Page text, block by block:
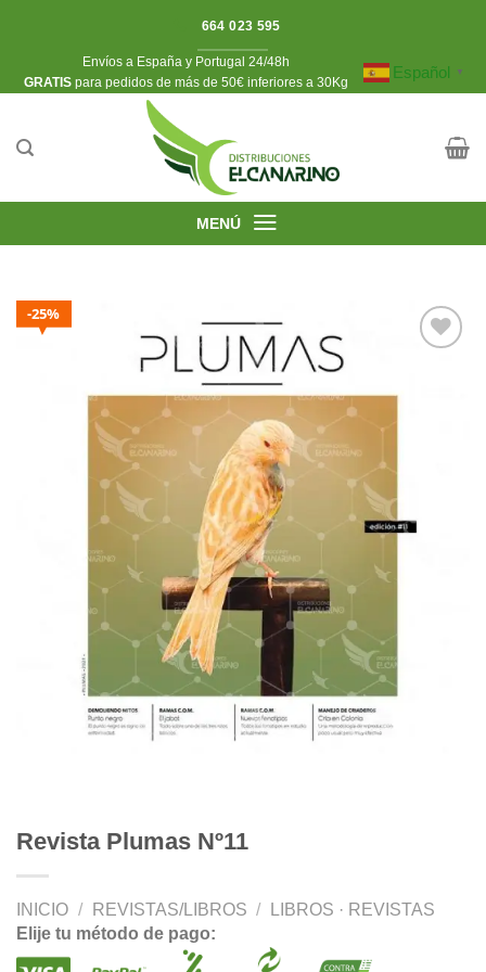
664 023 595
Envíos a España y Portugal 24/48h
​GRATIS para pedidos de más de 50€ inferiores a 30Kg
Español ▼
MENÚ
Revista Plumas Nº11
INICIO / REVISTAS/LIBROS /
LIBROS · REVISTAS
Elije tu método de pago:
25%